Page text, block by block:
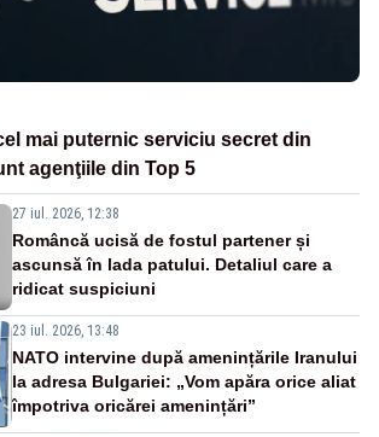
mai puternic serviciu secret din
agenţiile din Top 5
27 iul. 2026, 12:38
Româncă ucisă de fostul partener și
ascunsă în lada patului. Detaliul care a
ridicat suspiciuni
23 iul. 2026, 13:48
NATO intervine după amenințările Iranului
la adresa Bulgariei: „Vom apăra orice aliat
împotriva oricărei amenințări”